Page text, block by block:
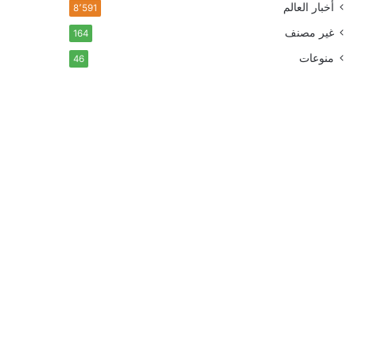
أخبار العالم 8٬591
غير مصنف 164
منوعات 46